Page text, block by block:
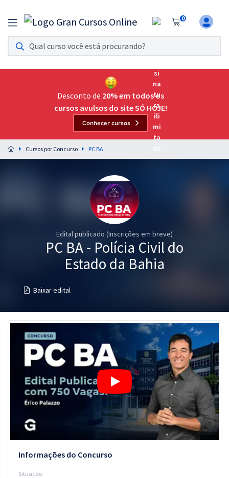
0
Assinatura Ilimitada 11
Acesso a todos os cursos. Teste grátis por 7 dias!
Assinatura OAB Até Passar
Acesso ilimitado a toda preparação para o Exame da
Preparação completa e intensiva para as principais
residências em saúde do Brasil
Questões grátis
Conteúdo gratuito
Aprovados
Atendimento
Desconto de 20% em todos os
cursos avulsos do site SÓ HOJE!
Conhecer cursos
Cursos por Concurso PC BA
Edital publicado (Inscrições em breve)
PC BA - Polícia Civil do
Estado da Bahia
Baixar edital
Informações do Concurso
Situação